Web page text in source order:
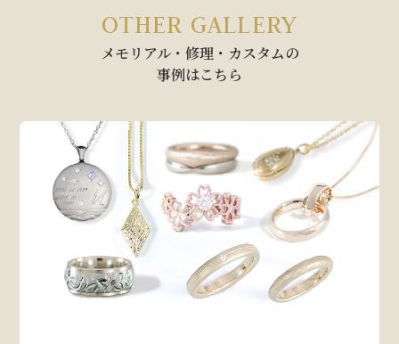
OTHER GALLERY
メモリアル・修理・カスタムの
事例はこちら